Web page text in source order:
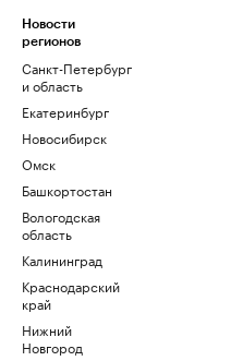
Новости
регионов
Санкт-Петербург
и область
Екатеринбург
Новосибирск
Омск
Башкортостан
Вологодская
область
Калининград
Краснодарский
край
Нижний
Новгород